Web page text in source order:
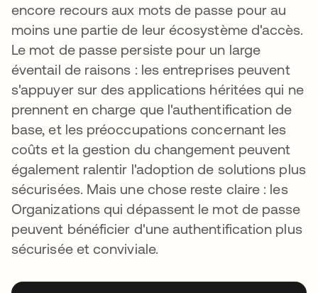
encore recours aux mots de passe pour au
moins une partie de leur écosystème d'accès.
Le mot de passe persiste pour un large
éventail de raisons : les entreprises peuvent
s'appuyer sur des applications héritées qui ne
prennent en charge que l'authentification de
base, et les préoccupations concernant les
coûts et la gestion du changement peuvent
également ralentir l'adoption de solutions plus
sécurisées. Mais une chose reste claire : les
Organizations qui dépassent le mot de passe
peuvent bénéficier d'une authentification plus
sécurisée et conviviale.